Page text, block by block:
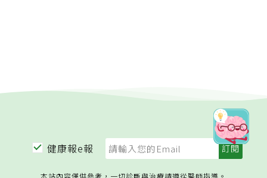
健康報e報